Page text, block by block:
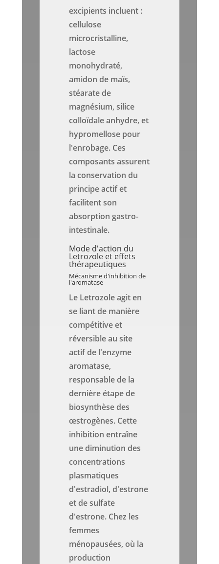
excipients incluent :
cellulose
microcristalline,
lactose
monohydraté,
amidon de maïs,
stéarate de
magnésium, silice
colloïdale anhydre, et
hypromellose pour
l'enrobage. Ces
composants assurent
la conservation du
principe actif et
facilitent son
absorption gastro-
intestinale.
Mode d'action du
Letrozole et effets
thérapeutiques
Mécanisme d'inhibition de
l'aromatase
Le Letrozole agit en
se liant de manière
compétitive et
réversible au site
actif de l'enzyme
aromatase,
responsable de la
dernière étape de
biosynthèse des
œstrogènes. Cette
inhibition entraîne
une diminution des
concentrations
plasmatiques
d'estradiol, d'estrone
et de sulfate
d'estrone. Chez les
femmes
ménopausées, où la
production